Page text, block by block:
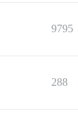
9795
288